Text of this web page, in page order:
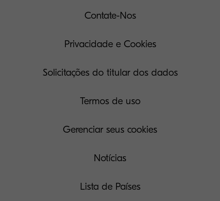
Contate-Nos
Privacidade e Cookies
Solicitações do titular dos dados
Termos de uso
Gerenciar seus cookies
Notícias
Lista de Países